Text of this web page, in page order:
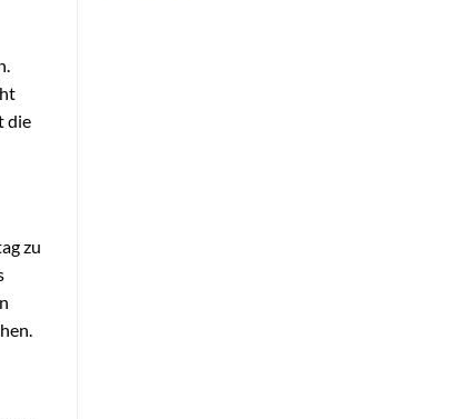
die
zu